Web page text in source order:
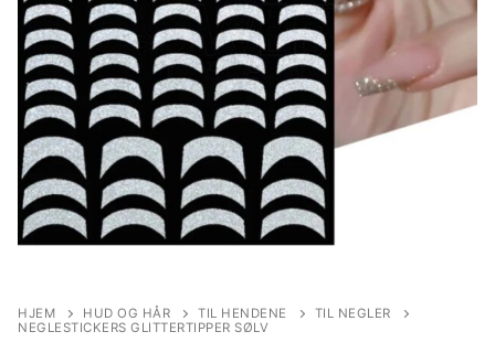
HJEM HUD OG HÅR TIL HENDENE
TIL NEGLER
NEGLESTICKERS GLITTERTIPPER SØLV